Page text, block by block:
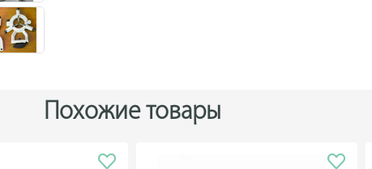
Похожие товары